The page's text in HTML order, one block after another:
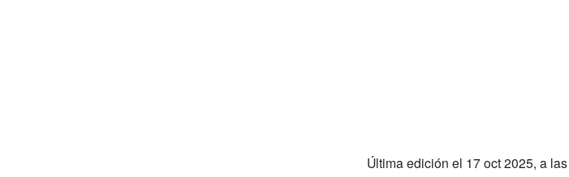
Última edición el 17 oct 2025, a